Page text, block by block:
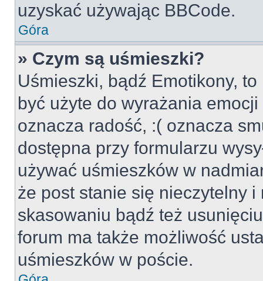
uzyskać używając BBCode.
Góra
» Czym są uśmieszki?
Uśmieszki, bądź Emotikony,
być użyte do wyrażania
oznacza radość, :( oznacza
dostępna przy formularzu
używać uśmieszków w
że post stanie się nieczytelny
skasowaniu bądź też
forum ma także możliwość
uśmieszków w poście.